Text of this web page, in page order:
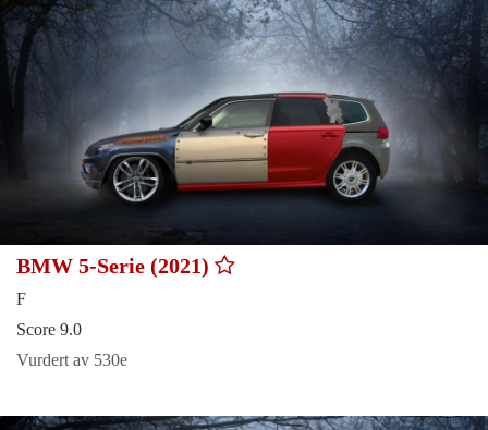
BMW 5-Serie (2021)
F
Score 9.0
Vurdert av 530e